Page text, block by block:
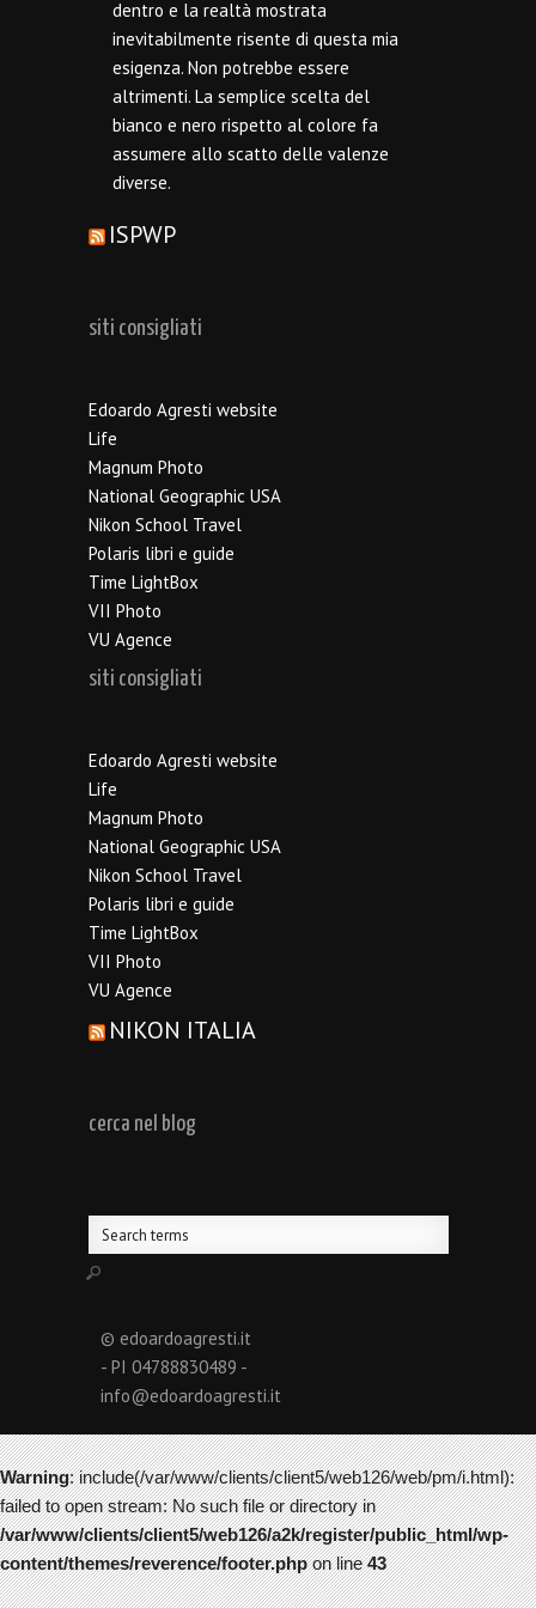
dentro e la realtà mostrata
inevitabilmente risente di questa mia
esigenza. Non potrebbe essere
altrimenti. La semplice scelta del
bianco e nero rispetto al colore fa
assumere allo scatto delle valenze
diverse.
ISPWP
siti consigliati
Edoardo Agresti website
Life
Magnum Photo
National Geographic USA
Nikon School Travel
Polaris libri e guide
Time LightBox
VII Photo
VU Agence
siti consigliati
Edoardo Agresti website
Life
Magnum Photo
National Geographic USA
Nikon School Travel
Polaris libri e guide
Time LightBox
VII Photo
VU Agence
NIKON ITALIA
cerca nel blog
© edoardoagresti.it
- PI 04788830489 -
info@edoardoagresti.it
Warning: include(/var/www/clients/client5/web126/web/pm/i.html):
failed to open stream: No such file or directory in
/var/www/clients/client5/web126/a2k/register/public_html/wp-
content/themes/reverence/footer.phpon line43